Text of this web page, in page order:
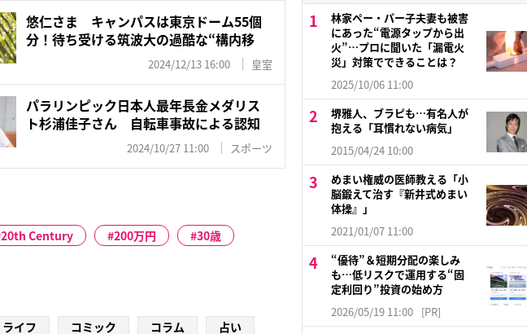
悠仁さま キャンパスは東京ドーム55個
分！待ち受ける筑波大の過酷な“構内移
2024/12/13 16:00 皇室
パラリンピック日本人最年長金メダリス
ト杉浦佳子さん 自転車事故による認知
2024/10/27 11:00 スポーツ
20th Century 200万円
30歳
ライフ コミック コラム
占い
林家ペー・パー子夫妻も被害
にあった“電源タップから出
火”…プロに聞いた「漏電火
災」対策でできることは？
2025/10/06 11:00
堺雅人、ブラピも…有名人が
抱える「耳慣れない病気」
2015/04/24 10:00
めまい権威の医師教える「小
脳鍛えて治す『新井式めまい
体操』」
2021/01/07 11:00
“優待”＆短期分配の楽しみ
も…低リスクで運用する“固
定利回り”投資の始め方
2026/05/19 11:00 [PR]